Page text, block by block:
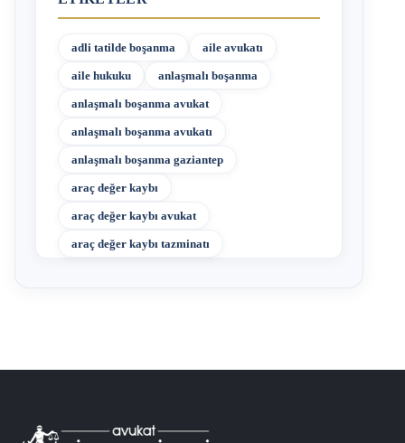
adli tatilde boşanma aile avukatı
aile hukuku anlaşmalı boşanma
anlaşmalı boşanma avukat
anlaşmalı boşanma avukatı
anlaşmalı boşanma gaziantep
araç değer kaybı
araç değer kaybı avukat
araç değer kaybı tazminatı